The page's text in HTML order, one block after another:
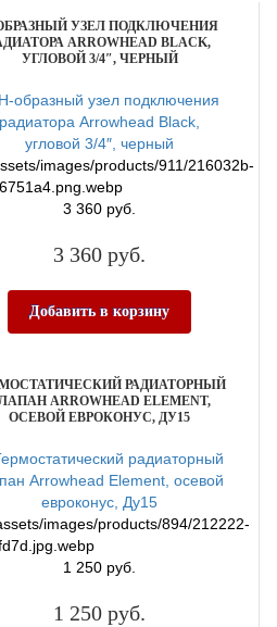
УЗЕЛ ПОДКЛЮЧЕНИЯ
ARROWHEAD BLACK,
УГЛОВОЙ 3/4″, ЧЕРНЫЙ
images/products/911/216032b-
3 360 руб.
3 360 руб.
Добавить в корзину
РАДИАТОРНЫЙ
ARROWHEAD ELEMENT,
ОСЕВОЙ ЕВРОКОНУС, ДУ15
images/products/894/212222-
1 250 руб.
1 250 руб.